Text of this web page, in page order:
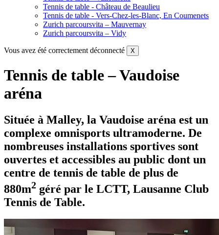
Tennis de table - Château de Beaulieu
Tennis de table - Vers-Chez-les-Blanc, En Coumenets
Zurich parcoursvita – Mauvernay
Zurich parcoursvita – Vidy
Vous avez été correctement déconnecté X
Tennis de table – Vaudoise
aréna
Située à Malley, la Vaudoise aréna est un
complexe omnisports ultramoderne. De
nombreuses installations sportives sont
ouvertes et accessibles au public dont un
centre de tennis de table de plus de
880m2 géré par le LCTT, Lausanne Club
Tennis de Table.